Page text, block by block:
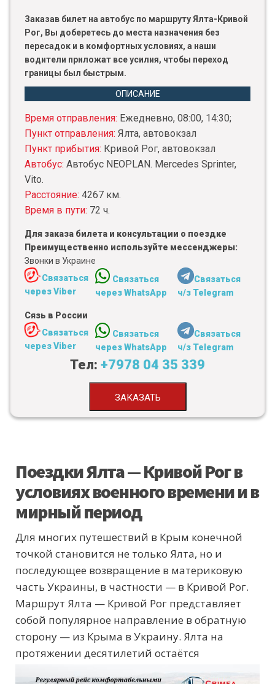
Заказав билет на автобус по маршруту Ялта-Кривой
Рог, Вы доберетесь до места назначения без
пересадок и в комфортных условиях, а наши
водители приложат все усилия, чтобы переход
границы был быстрым.
ОПИСАНИЕ
Время отправления: Ежедневно, 08:00, 14:30;
Пункт отправления: Ялта, автовокзал
Пункт прибытия: Кривой Рог, автовокзал
Автобус: Автобус NEOPLAN. Mercedes Sprinter,
Vito.
Расстояние: 4267 км.
Время в пути: 72 ч.
Для заказа билета и консультации о поездке
Преимущественно используйте мессенджеры:
Звонки в Украине
Связаться
через Viber
Связаться
через WhatsApp
Связаться
ч/з Telegram
Сязь в России
Связаться
через Viber
Связаться
через WhatsApp
Связаться
ч/з Telegram
Тел: +7978 04 35 339
ЗАКАЗАТЬ
Поездки Ялта — Кривой Рог в
условиях военного времени и в
мирный период
Для многих путешествий в Крым конечной
точкой становится не только Ялта, но и
последующее возвращение в материковую
часть Украины, в частности — в Кривой Рог.
Маршрут Ялта — Кривой Рог представляет
собой популярное направление в обратную
сторону — из Крыма в Украину. Ялта на
протяжении десятилетий остаётся